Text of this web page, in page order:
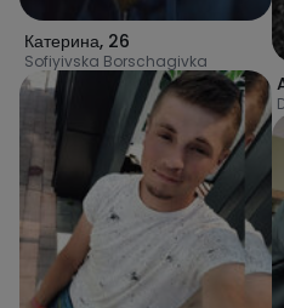
Катерина, 26
Sofiyivska Borschagivka